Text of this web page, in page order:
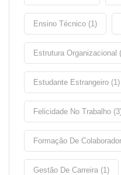
Ensino Técnico (1)
Estrutura Organizacional
Estudante Estrangeiro (1)
Felicidade No Trabalho
Formação De
Gestão De Carreira (1)